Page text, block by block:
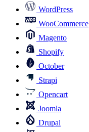
WordPress
WooCommerce
Magento
Shopify
October
Strapi
Opencart
Joomla
Drupal